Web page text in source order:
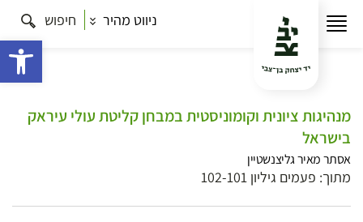
ניווט מהיר חיפוש
מנהיגות ציונית וקומוניסטית במבחן קליטת עולי עיראק
בישראל
אסתר מאיר גליצנשטיין
מתוך: פעמים גיליון 102-101